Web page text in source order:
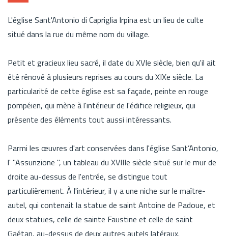
L'église Sant'Antonio di Capriglia Irpina est un lieu de culte
situé dans la rue du même nom du village.
Petit et gracieux lieu sacré, il date du XVIe siècle, bien qu'il ait
été rénové à plusieurs reprises au cours du XIXe siècle. La
particularité de cette église est sa façade, peinte en rouge
pompéien, qui mène à l'intérieur de l'édifice religieux, qui
présente des éléments tout aussi intéressants.
Parmi les œuvres d'art conservées dans l'église Sant’Antonio,
l' "Assunzione ", un tableau du XVIIIe siècle situé sur le mur de
droite au-dessus de l'entrée, se distingue tout
particulièrement. À l'intérieur, il y a une niche sur le maître-
autel, qui contenait la statue de saint Antoine de Padoue, et
deux statues, celle de sainte Faustine et celle de saint
Gaétan, au-dessus de deux autres autels latéraux.